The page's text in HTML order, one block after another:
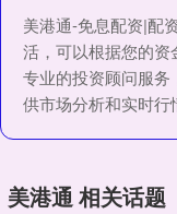
美港通-免息配资|配
活，可以根据您的
专业的投资顾问服
供市场分析和实时行
美港通 相关话题